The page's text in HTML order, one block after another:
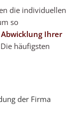
die individuellen
so
Ihrer
häufigsten
der Firma